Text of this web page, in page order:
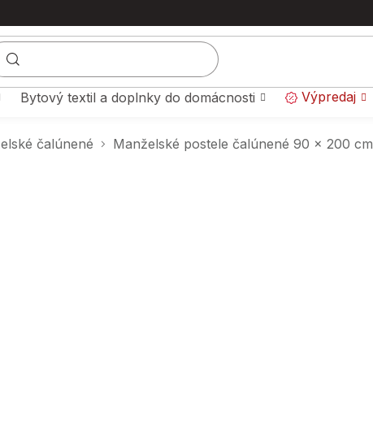
Bytový textil a doplnky do domácnosti Výpredaj
čalúnené Manželské postele čalúnené 90 x 200 cm